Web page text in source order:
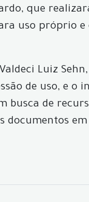
que
uso próprio
Luiz
de uso, e
busca de
documentos